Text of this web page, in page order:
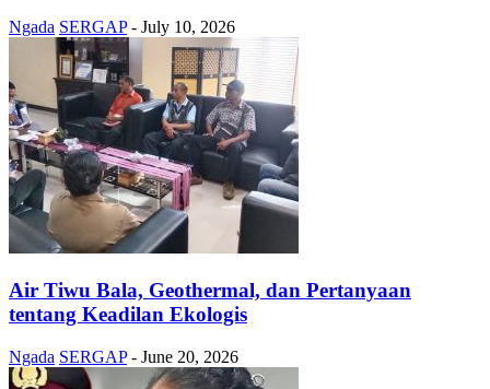
Ngada SERGAP - July 10, 2026
Air Tiwu Bala, Geothermal, dan Pertanyaan
tentang Keadilan Ekologis
Ngada SERGAP - June 20, 2026